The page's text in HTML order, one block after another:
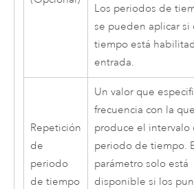
Los periodos de
se pueden aplicar si
tiempo está
entrada.
Repetición
de
periodo
de tiempo
Un valor que
frecuencia con la
produce el intervalo
periodo de tiempo.
parámetro solo está
disponible si los